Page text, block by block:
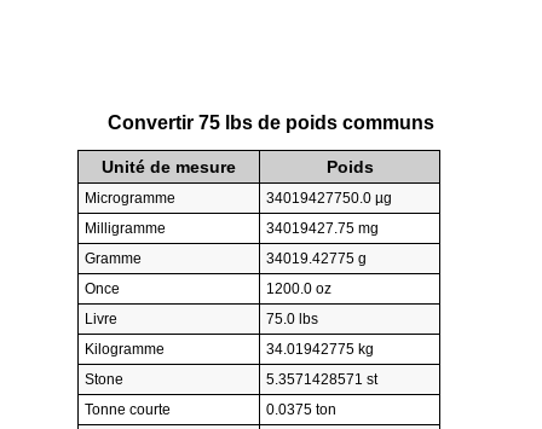
Convertir 75 lbs de poids communs
Unité de mesure Poids
Microgramme
34019427750.0 µg
Milligramme
34019427.75 mg
Gramme
34019.42775 g
Once
1200.0 oz
Livre
75.0 lbs
Kilogramme
34.01942775 kg
Stone
5.3571428571 st
Tonne courte
0.0375 ton